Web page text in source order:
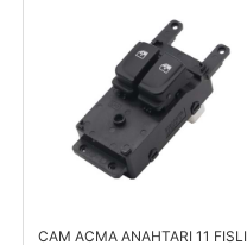
CAM ACMA ANAHTARI 11 FISLI